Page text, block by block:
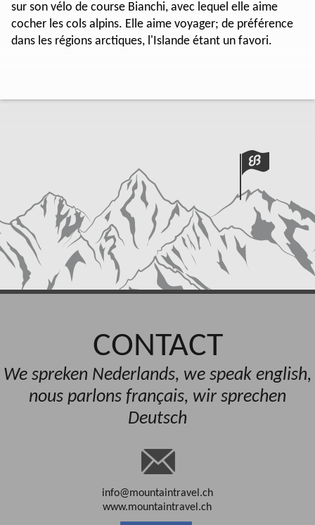
sur son vélo de course Bianchi, avec lequel elle aime
cocher les cols alpins. Elle aime voyager; de préférence
dans les régions arctiques, l'Islande étant un favori.
CONTACT
We spreken Nederlands, we speak english,
nous parlons français, wir sprechen
Deutsch
info@mountaintravel.ch
www.mountaintravel.ch